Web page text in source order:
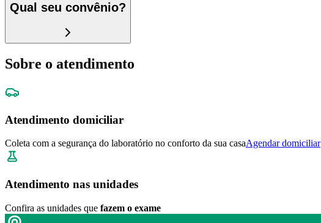
Qual seu convênio?
Sobre o atendimento
Atendimento domiciliar
Coleta com a segurança do laboratório no conforto da sua casaAgendar domiciliar
Atendimento nas unidades
Confira as unidades que fazem o exame